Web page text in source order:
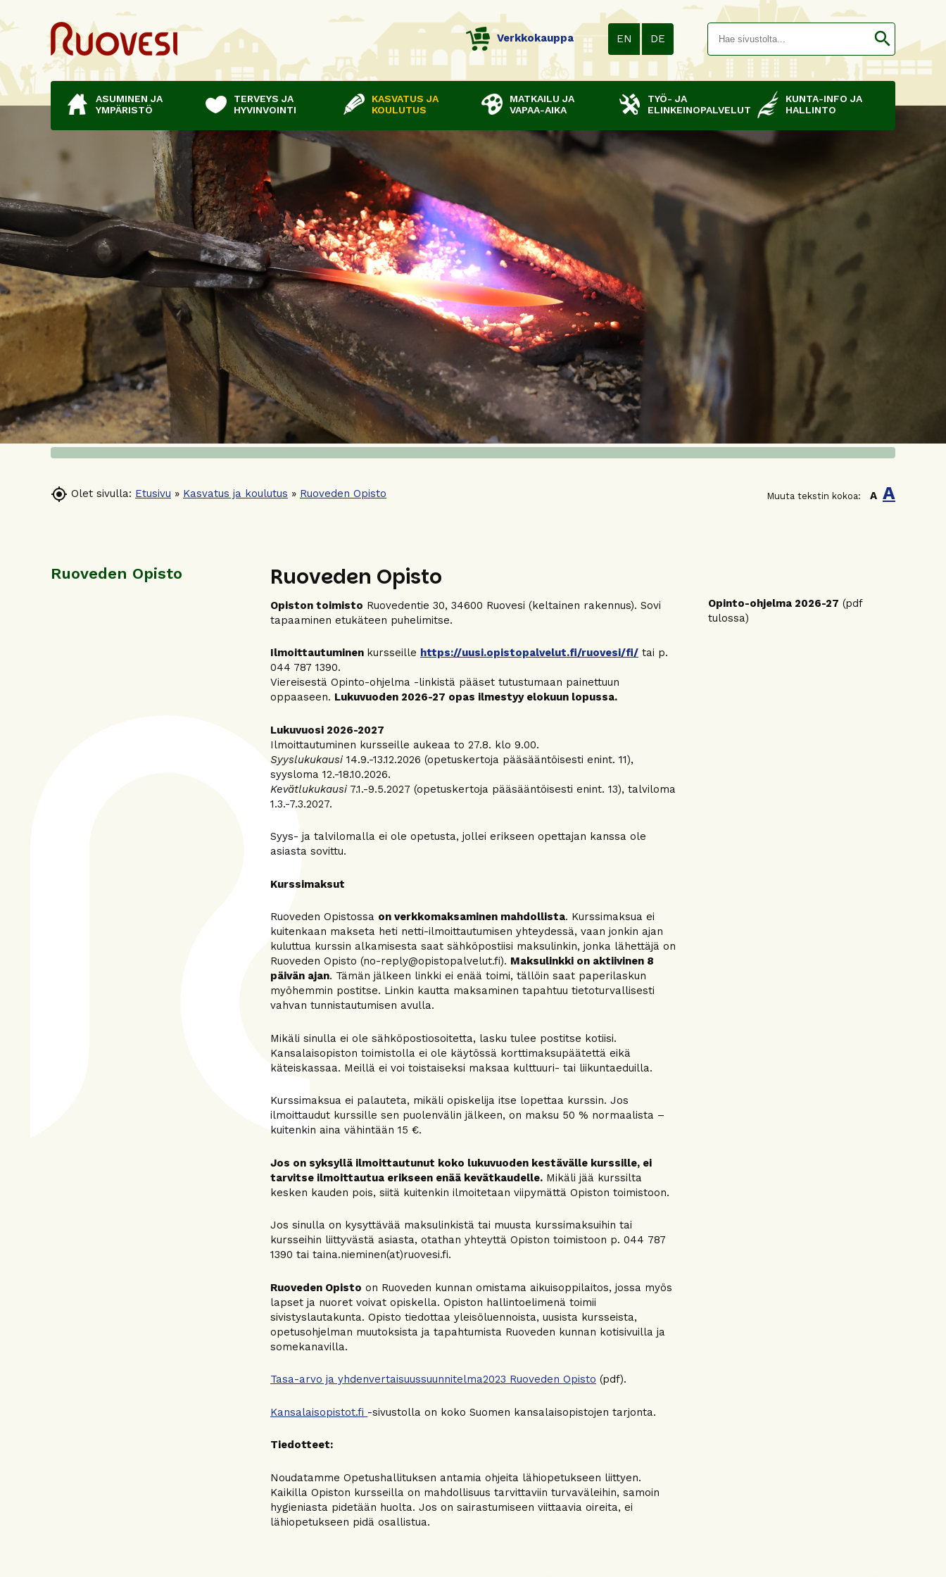
Verkkokauppa EN DE search
ASUMINEN JA
YMPÄRISTÖ
TERVEYS JA
HYVINVOINTI
KASVATUS JA
KOULUTUS
MATKAILU JA
VAPAA-AIKA
TYÖ- JA
ELINKEINOPALVELUT
KUNTA-INFO JA
HALLINTO
 Olet sivulla: Etusivu » Kasvatus ja koulutus » Ruoveden Opisto Muuta tekstin kokoa: A A
Ruoveden Opisto Ruoveden Opisto
Opiston toimisto Ruovedentie 30, 34600 Ruovesi (keltainen rakennus). Sovi
tapaaminen etukäteen puhelimitse.
Ilmoittautuminen kursseille https://uusi.opistopalvelut.fi/ruovesi/fi/ tai p.
044 787 1390.
Viereisestä Opinto-ohjelma -linkistä pääset tutustumaan painettuun
oppaaseen. Lukuvuoden 2026-27 opas ilmestyy elokuun lopussa.
Lukuvuosi 2026-2027
Ilmoittautuminen kursseille aukeaa to 27.8. klo 9.00.
Syyslukukausi 14.9.-13.12.2026 (opetuskertoja pääsääntöisesti enint. 11),
syysloma 12.-18.10.2026.
Kevätlukukausi 7.1.-9.5.2027 (opetuskertoja pääsääntöisesti enint. 13), talviloma
1.3.-7.3.2027.
Syys- ja talvilomalla ei ole opetusta, jollei erikseen opettajan kanssa ole
asiasta sovittu.
Kurssimaksut
Ruoveden Opistossa on verkkomaksaminen mahdollista. Kurssimaksua ei
kuitenkaan makseta heti netti-ilmoittautumisen yhteydessä, vaan jonkin ajan
kuluttua kurssin alkamisesta saat sähköpostiisi maksulinkin, jonka lähettäjä on
Ruoveden Opisto (no-reply@opistopalvelut.fi). Maksulinkki on aktiivinen 8
päivän ajan. Tämän jälkeen linkki ei enää toimi, tällöin saat paperilaskun
myöhemmin postitse. Linkin kautta maksaminen tapahtuu tietoturvallisesti
vahvan tunnistautumisen avulla.
Mikäli sinulla ei ole sähköpostiosoitetta, lasku tulee postitse kotiisi.
Kansalaisopiston toimistolla ei ole käytössä korttimaksupäätettä eikä
käteiskassaa. Meillä ei voi toistaiseksi maksaa kulttuuri- tai liikuntaeduilla.
Kurssimaksua ei palauteta, mikäli opiskelija itse lopettaa kurssin. Jos
ilmoittaudut kurssille sen puolenvälin jälkeen, on maksu 50 % normaalista –
kuitenkin aina vähintään 15 €.
Jos on syksyllä ilmoittautunut koko lukuvuoden kestävälle kurssille, ei
tarvitse ilmoittautua erikseen enää kevätkaudelle. Mikäli jää kurssilta
kesken kauden pois, siitä kuitenkin ilmoitetaan viipymättä Opiston toimistoon.
Jos sinulla on kysyttävää maksulinkistä tai muusta kurssimaksuihin tai
kursseihin liittyvästä asiasta, otathan yhteyttä Opiston toimistoon p. 044 787
1390 tai taina.nieminen(at)ruovesi.fi.
Ruoveden Opisto on Ruoveden kunnan omistama aikuisoppilaitos, jossa myös
lapset ja nuoret voivat opiskella. Opiston hallintoelimenä toimii
sivistyslautakunta. Opisto tiedottaa yleisöluennoista, uusista kursseista,
opetusohjelman muutoksista ja tapahtumista Ruoveden kunnan kotisivuilla ja
somekanavilla.
Tasa-arvo ja yhdenvertaisuussuunnitelma2023 Ruoveden Opisto (pdf).
Kansalaisopistot.fi -sivustolla on koko Suomen kansalaisopistojen tarjonta.
Tiedotteet:
Noudatamme Opetushallituksen antamia ohjeita lähiopetukseen liittyen.
Kaikilla Opiston kursseilla on mahdollisuus tarvittaviin turvaväleihin, samoin
hygieniasta pidetään huolta. Jos on sairastumiseen viittaavia oireita, ei
lähiopetukseen pidä osallistua.
Opinto-ohjelma 2026-27 (pdf
tulossa)